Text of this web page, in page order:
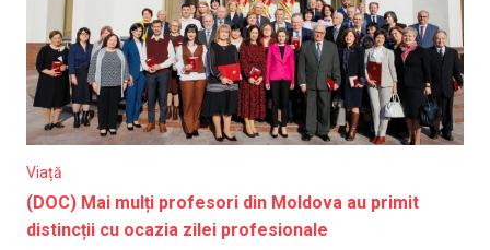
Viață
(DOC) Mai mulți profesori din Moldova au primit
distincții cu ocazia zilei profesionale